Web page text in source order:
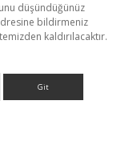
düşündüğünüz
bildirmeniz
kaldırılacaktır.